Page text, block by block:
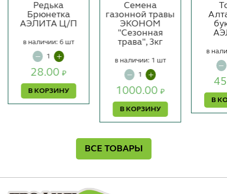
Редька
Брюнетка
АЭЛИТА Ц/П
28.00₽
В КОРЗИНУ
в наличии: 6 шт
Семена
газонной травы
ЭКОНОМ
"Сезонная
трава", 3кг
1000.00₽
В КОРЗИНУ
в наличии: 1 шт
В
в
ВСЕ ТОВАРЫ